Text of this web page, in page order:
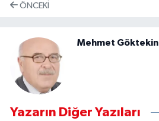
ÖNCEKI
Mehmet Göktekin
Yazarın Diğer Yazıları